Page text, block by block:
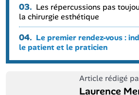
03. Les répercussions pas
la chirurgie esthétique
04. Le premier rendez-vous :
le patient et le praticien
Article rédigé
Laurence